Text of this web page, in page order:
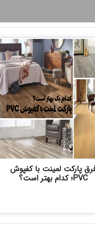
پارکت لمینت با کفپوش
PVC؛ کدام بهتر است؟